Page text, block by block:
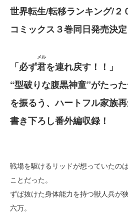
世界転生/転移ランキング/２
コミックス３巻同日発売決定
「必ず君
メル
を連れ戻す！！」
“型破りな腹黒神童”がたっ
を振るう、ハートフル家族
書き下ろし番外編収録！
戦場を駆けるリッドが想っていたの
ことだった。
ずば抜けた身体能力を持つ獣人兵が
六万。